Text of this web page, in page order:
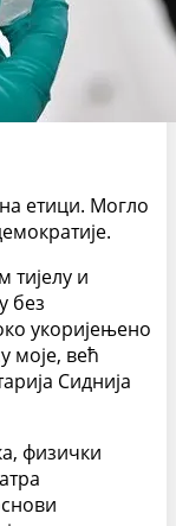
етици. Могло
тијелу и
без
укоријењено
моје, већ
Сиднија
физички